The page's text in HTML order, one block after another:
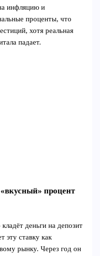
инфляцию и
проценты, что
хотя реальная
падает.
процент
деньги на депозит
эту ставку как
рынку. Через год он